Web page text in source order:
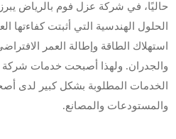
حاليًا، في شركة عزل فوم بالرياض
الحلول الهندسية التي أثبتت كفاءتها
استهلاك الطاقة وإطالة العمر
والجدران. ولهذا أصبحت خدمات شركة
الخدمات المطلوبة بشكل كبير لدى
والمستودعات والمصانع.